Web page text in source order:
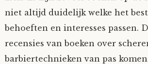
niet altijd duidelijk welke het
behoeften en interesses passen.
recensies van boeken over
barbiertechnieken van pas